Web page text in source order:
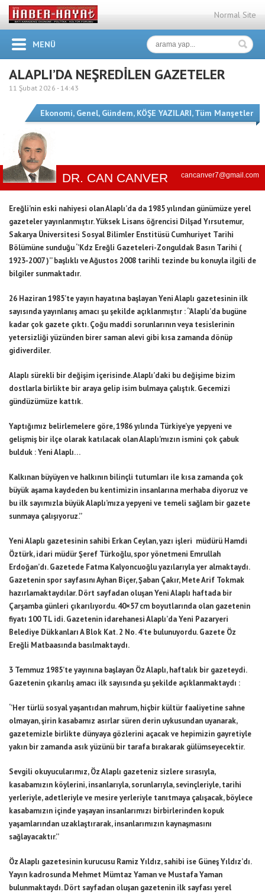
Normal Site
MENÜ
ALAPLI’DA NEŞREDİLEN GAZETELER
11 Şubat 2026 - 14:43
Ekonomi, Genel, Gündem, KÖŞE YAZILARI,Tüm Manşetler
DR. CAN CANVER cancanver7@gmail.com
Ereğli’nin eski nahiyesi olan Alaplı’da da 1985 yılından günümüze yerel
gazeteler yayınlanmıştır. Yüksek Lisans öğrencisi Dilşad Yırsutemur,
Sakarya Üniversitesi Sosyal Bilimler Enstitüsü Cumhuriyet Tarihi
Bölümüne sunduğu ‘’Kdz Ereğli Gazeteleri-Zonguldak Basın Tarihi (
1923-2007 )’’ başlıklı ve Ağustos 2008 tarihli tezinde bu konuyla ilgili de
bilgiler sunmaktadır.
26 Haziran 1985’te yayın hayatına başlayan Yeni Alaplı gazetesinin ilk
sayısında yayınlanış amacı şu şekilde açıklanmıştır : ‘’Alaplı’da bugüne
kadar çok gazete çıktı. Çoğu maddi sorunlarının veya tesislerinin
yetersizliği yüzünden birer saman alevi gibi kısa zamanda dönüp
gidiverdiler.
Alaplı sürekli bir değişim içerisinde. Alaplı’daki bu değişime bizim
dostlarla birlikte bir araya gelip isim bulmaya çalıştık. Gecemizi
gündüzümüze kattık.
Yaptığımız belirlemelere göre, 1986 yılında Türkiye’ye yepyeni ve
gelişmiş bir ilçe olarak katılacak olan Alaplı’mızın ismini çok çabuk
bulduk : Yeni Alaplı…
Kalkınan büyüyen ve halkının bilinçli tutumları ile kısa zamanda çok
büyük aşama kaydeden bu kentimizin insanlarına merhaba diyoruz ve
bu ilk sayımızla büyük Alaplı’mıza yepyeni ve temeli sağlam bir gazete
sunmaya çalışıyoruz.’’
Yeni Alaplı gazetesinin sahibi Erkan Ceylan, yazı işleri müdürü Hamdi
Öztürk, idari müdür Şeref Türkoğlu, spor yönetmeni Emrullah
Erdoğan’dı. Gazetede Fatma Kalyoncuoğlu yazılarıyla yer almaktaydı.
Gazetenin spor sayfasını Ayhan Biçer, Şaban Çakır, Mete Arif Tokmak
hazırlamaktaydılar. Dört sayfadan oluşan Yeni Alaplı haftada bir
Çarşamba günleri çıkarılıyordu. 40×57 cm boyutlarında olan gazetenin
fiyatı 100 TL idi. Gazetenin idarehanesi Alaplı’da Yeni Pazaryeri
Belediye Dükkanları A Blok Kat. 2 No. 4’te bulunuyordu. Gazete Öz
Ereğli Matbaasında basılmaktaydı.
3 Temmuz 1985’te yayınına başlayan Öz Alaplı, haftalık bir gazeteydi.
Gazetenin çıkarılış amacı ilk sayısında şu şekilde açıklanmaktaydı :
‘’Her türlü sosyal yaşantıdan mahrum, hiçbir kültür faaliyetine sahne
olmayan, şirin kasabamız asırlar süren derin uykusundan uyanarak,
gazetemizle birlikte dünyaya gözlerini açacak ve hepimizin gayretiyle
yakın bir zamanda asık yüzünü bir tarafa bırakarak gülümseyecektir.
Sevgili okuyucularımız, Öz Alaplı gazeteniz sizlere sırasıyla,
kasabamızın köylerini, insanlarıyla, sorunlarıyla, sevinçleriyle, tarihi
yerleriyle, adetleriyle ve mesire yerleriyle tanıtmaya çalışacak, böylece
kasabamızın içinde yaşayan insanlarımızı birbirlerinden kopuk
yaşamlarından uzaklaştırarak, insanlarımızın kaynaşmasını
sağlayacaktır.’’
Öz Alaplı gazetesinin kurucusu Ramiz Yıldız, sahibi ise Güneş Yıldız’dı.
Yayın kadrosunda Mehmet Mümtaz Yaman ve Mustafa Yaman
bulunmaktaydı. Dört sayfadan oluşan gazetenin ilk sayfası yerel